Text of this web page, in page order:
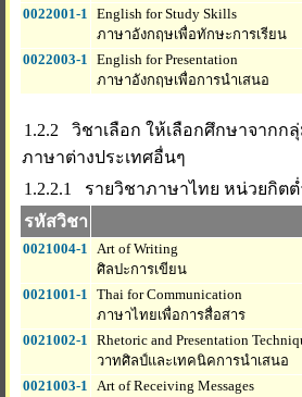
0022001-1 English for Study Skills
ภาษาอังกฤษเพื่อทักษะการเรียน
0022003-1 English for Presentation
ภาษาอังกฤษเพื่อการนำเสนอ
1.2.2 วิชาเลือก ให้เลือกศึกษาจาก
ภาษาต่างประเทศอื่นๆ
1.2.2.1 รายวิชาภาษาไทย หน่วยกิตต่
รหัสวิชา
0021004-1 Art of Writing
ศิลปะการเขียน
0021001-1 Thai for Communication
ภาษาไทยเพื่อการสื่อสาร
0021002-1 Rhetoric and Presentation
วาทศิลป์และเทคนิคการนำเสนอ
0021003-1 Art of Receiving Messages